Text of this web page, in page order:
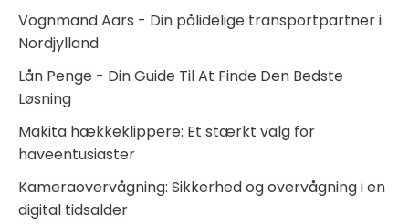
Vognmand Aars - Din pålidelige transportpartner i
Nordjylland
Lån Penge - Din Guide Til At Finde Den Bedste
Løsning
Makita hækkeklippere: Et stærkt valg for
haveentusiaster
Kameraovervågning: Sikkerhed og overvågning i en
digital tidsalder